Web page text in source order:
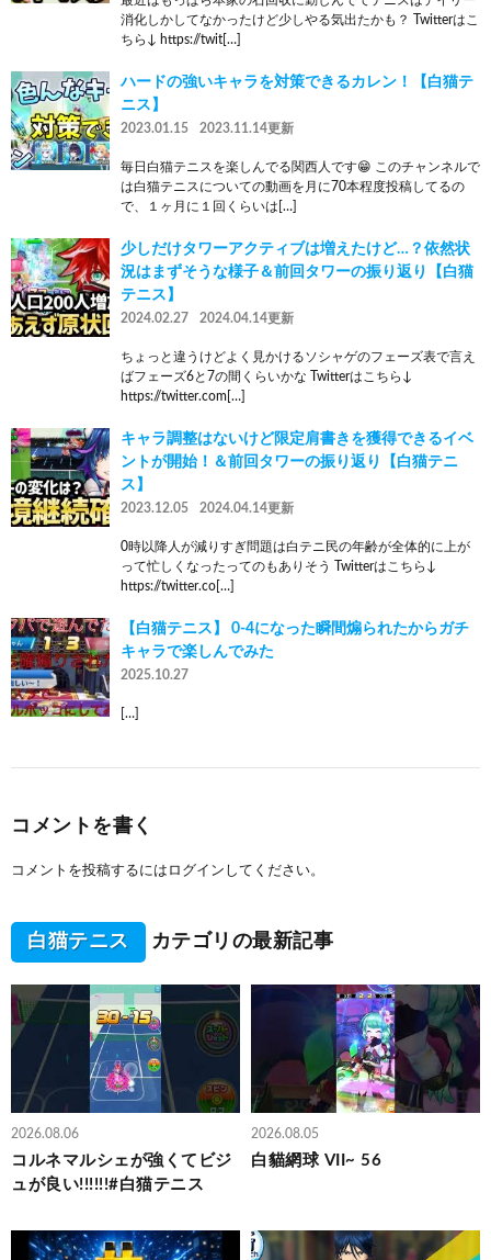
消化しかしてなかったけど少しやる気出たかも？ Twitterはこ
ちら↓ https://twit[…]
ハードの強いキャラを対策できるカレン！【白猫テ
ニス】
2023.01.15 2023.11.14更新
毎日白猫テニスを楽しんでる関西人です😁 このチャンネルで
は白猫テニスについての動画を月に70本程度投稿してるの
で、１ヶ月に１回くらいは[…]
少しだけタワーアクティブは増えたけど…？依然状
況はまずそうな様子＆前回タワーの振り返り【白猫
テニス】
2024.02.27 2024.04.14更新
ちょっと違うけどよく見かけるソシャゲのフェーズ表で言え
ばフェーズ6と7の間くらいかな Twitterはこちら↓
https://twitter.com[…]
キャラ調整はないけど限定肩書きを獲得できるイベ
ントが開始！＆前回タワーの振り返り【白猫テニ
ス】
2023.12.05 2024.04.14更新
0時以降人が減りすぎ問題は白テニ民の年齢が全体的に上が
って忙しくなったってのもありそう Twitterはこちら↓
https://twitter.co[…]
【白猫テニス】 0-4になった瞬間煽られたからガチ
キャラで楽しんでみた
2025.10.27
[…]
コメントを書く
コメントを投稿するには ログイン してください。
白猫テニス カテゴリの最新記事
2026.08.06
コルネマルシェが強くてビジ
ュが良い!!!!!!#白猫テニス
2026.08.05
白貓網球 VII~ 56